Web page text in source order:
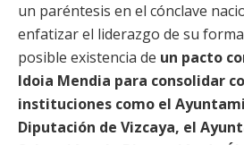
un paréntesis en el cónclave
enfatizar el liderazgo de su
posible existencia de un pacto
Idoia Mendia para consolidar
instituciones como el
Diputación de Vizcaya, el